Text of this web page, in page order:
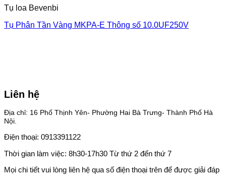
Tụ loa Bevenbi
Tụ Phân Tần Vàng MKPA-E Thông số 10.0UF250V
Liên hệ
Địa chỉ: 16 Phố Thịnh Yên- Phường Hai Bà Trưng- Thành Phố Hà
Nội.
Điện thoại: 0913391122
Thời gian làm việc: 8h30-17h30 Từ thứ 2 đến thứ 7
Mọi chi tiết vui lòng liên hệ qua số điện thoại trên để được giải đáp